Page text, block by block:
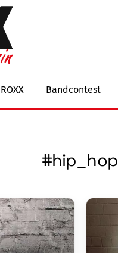
ROXX Bandcontest
#hip_hop